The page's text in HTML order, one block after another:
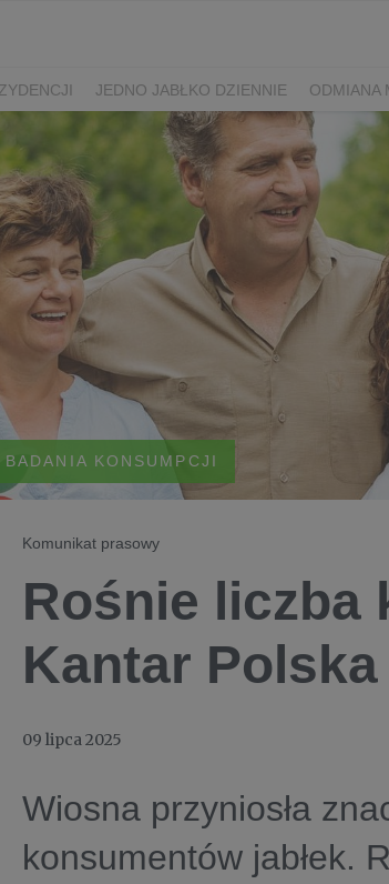
JEDNO JABŁKO DZIENNIE ODMIANA
BADANIA KONSUMPCJI
Komunikat prasowy
Rośnie liczba
Kantar Polska
09 lipca 2025
Wiosna przyniosła
konsumentów jabłek.